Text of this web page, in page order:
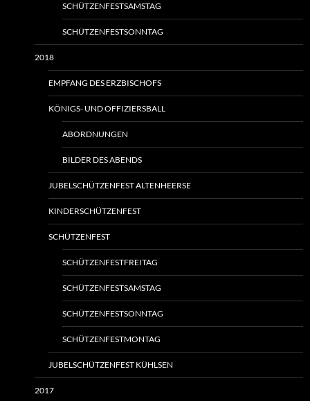
SCHÜTZENFESTSAMSTAG
SCHÜTZENFESTSONNTAG
2018
EMPFANG DES ERZBISCHOFS
KÖNIGS- UND OFFIZIERSBALL
ABORDNUNGEN
BILDER DES ABENDS
JUBELSCHÜTZENFEST ALTENHEERSE
KINDERSCHÜTZENFEST
SCHÜTZENFEST
SCHÜTZENFESTFREITAG
SCHÜTZENFESTSAMSTAG
SCHÜTZENFESTSONNTAG
SCHÜTZENFESTMONTAG
JUBELSCHÜTZENFEST KÜHLSEN
2017